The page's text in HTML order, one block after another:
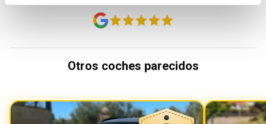
Otros coches parecidos